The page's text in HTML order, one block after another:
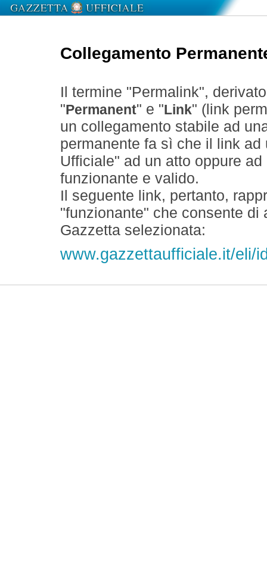
Collegamento
Il termine "Permalink",
" Permanent" e " Link" (link
un collegamento stabile ad
permanente fa sì che il link
Ufficiale" ad un atto oppure
funzionante e valido.
Il seguente link, pertanto,
"funzionante" che consente
Gazzetta selezionata:
www.gazzettaufficiale.it/eli/